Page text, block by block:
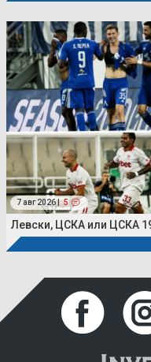
7 авг 2026 | 5
Левски, ЦСКА или ЦСКА